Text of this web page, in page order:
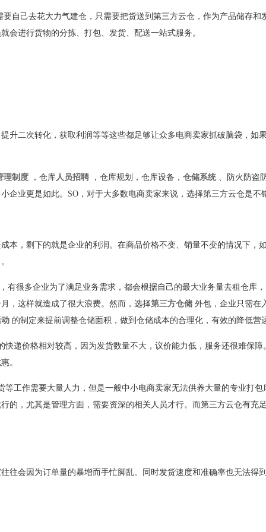
要自己去花大力气建仓，只需要把货送到第三方云仓，作为产品储存和
会进行货物的分拣、打包、发货、配送一站式服务。
升二次转化，获取利润等等这些都足够让众多电商卖家抓破脑袋，如
理制度 ，仓库人员招聘 ，仓库规划，仓库设备， 仓储系统 、防火防盗
企业更是如此。 SO ，对于大多数电商卖家来说，选择第三方云仓是不
本，剩下的就是企业的利润。在商品价格不变、销量不变的情况下，
，有很多企业为了满足业务需求，都会根据自己的最大业务量去租仓库
，这样就造成了很大浪费。然而，选择第三方仓储 外包，企业只需在
的制定来提前调整仓储面积，做到仓储成本的合理化，有效的降低营
递价格相对较高，因为发货数量不大，议价能力低，服务还很难保障
。
工作需要大量人力，但是一般中小电商卖家无法供养大量的专业打包
的，尤其是管理方面，需要资深的相关人员才行。而第三方云仓有充
往会因为订单量的暴增而手忙脚乱。同时发货速度和准确率也无法得